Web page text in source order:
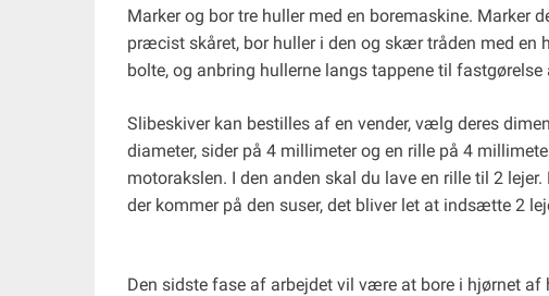
Marker og bor tre huller med en boremaskine. Marker
præcist skåret, bor huller i den og skær tråden med en
bolte, og anbring hullerne langs tappene til
Slibeskiver kan bestilles af en vender, vælg deres
diameter, sider på 4 millimeter og en rille på 4
motorakslen. I den anden skal du lave en rille til 2
der kommer på den suser, det bliver let at indsætte 2
Den sidste fase af arbejdet vil være at bore i hjørnet af